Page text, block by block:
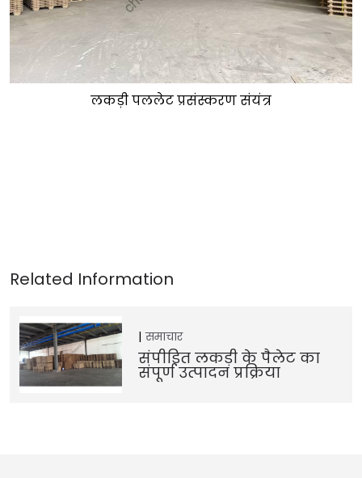
लकड़ी पललेट प्रसंस्करण संयंत्र
समाचार
संपीड़ित लकड़ी के पैलेट का
संपूर्ण उत्पादन प्रक्रिया